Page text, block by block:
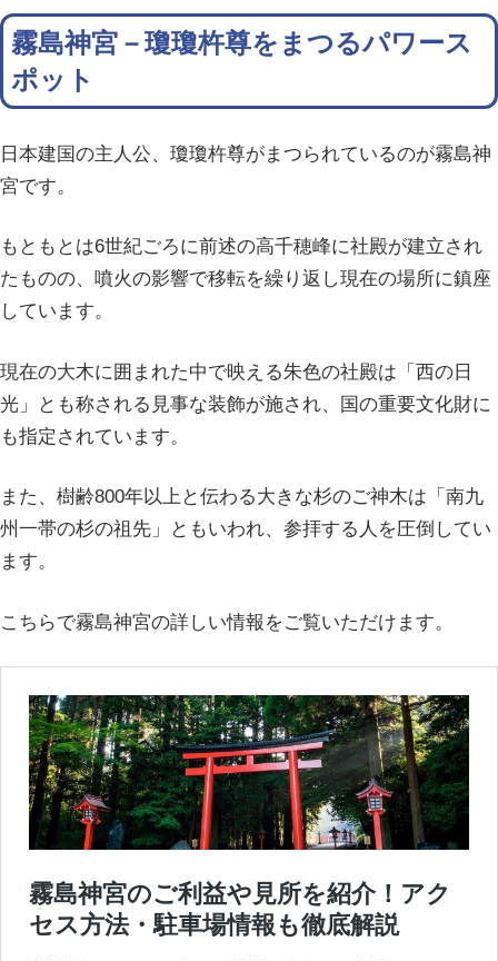
霧島神宮－瓊瓊杵尊をまつるパワース
ポット
日本建国の主人公、瓊瓊杵尊がまつられているのが霧島神
宮です。
もともとは6世紀ごろに前述の高千穂峰に社殿が建立され
たものの、噴火の影響で移転を繰り返し現在の場所に鎮座
しています。
現在の大木に囲まれた中で映える朱色の社殿は「西の日
光」とも称される見事な装飾が施され、国の重要文化財に
も指定されています。
また、樹齢800年以上と伝わる大きな杉のご神木は「南九
州一帯の杉の祖先」ともいわれ、参拝する人を圧倒してい
ます。
こちらで霧島神宮の詳しい情報をご覧いただけます。